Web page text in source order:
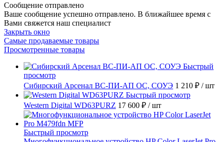
Сообщение отправлено
Ваше сообщение успешно отправлено. В ближайшее время с
Вами свяжется наш специалист
Закрыть окно
Самые продаваемые товары
Просмотренные товары
Быстрый
просмотр
Сибирский Арсенал ВС-ПИ-АП ОС, СОУЭ 1 210 ₽ / шт
Быстрый просмотр
Western Digital WD63PURZ 17 600 ₽ / шт
Быстрый просмотр